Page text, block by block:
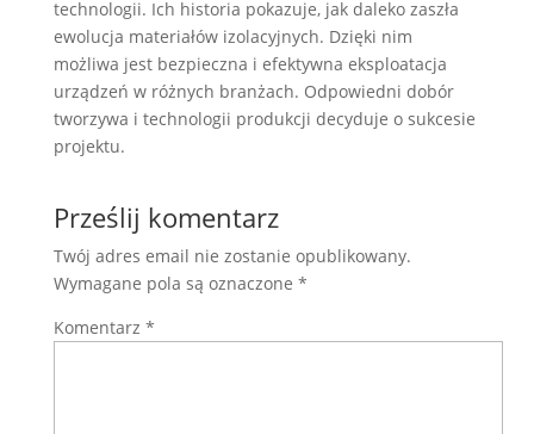
technologii. Ich historia pokazuje, jak daleko zaszła
ewolucja materiałów izolacyjnych. Dzięki nim
możliwa jest bezpieczna i efektywna eksploatacja
urządzeń w różnych branżach. Odpowiedni dobór
tworzywa i technologii produkcji decyduje o sukcesie
projektu.
Prześlij komentarz
Twój adres email nie zostanie opublikowany.
Wymagane pola są oznaczone *
Komentarz *